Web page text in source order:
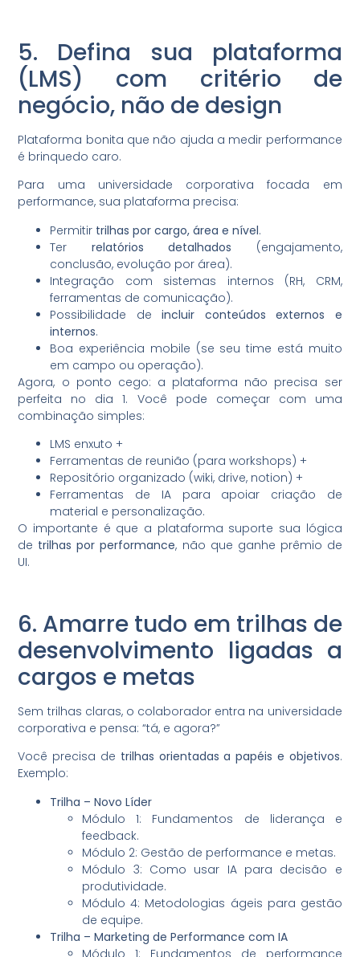
5. Defina sua plataforma
(LMS) com critério de
negócio, não de design
Plataforma bonita que não ajuda a medir performance
é brinquedo caro.
Para uma universidade corporativa focada em
performance, sua plataforma precisa:
Permitir trilhas por cargo, área e nível.
Ter relatórios detalhados (engajamento,
conclusão, evolução por área).
Integração com sistemas internos (RH, CRM,
ferramentas de comunicação).
Possibilidade deincluir conteúdos externos e
internos.
Boa experiência mobile (se seu time está muito
em campo ou operação).
Agora, o ponto cego: a plataforma não precisa ser
perfeita no dia 1. Você pode começar com uma
combinação simples:
LMS enxuto +
Ferramentas de reunião (para workshops) +
Repositório organizado (wiki, drive, notion) +
Ferramentas de IA para apoiar criação de
material e personalização.
O importante é que a plataforma suporte sua lógica
de trilhas por performance, não que ganhe prêmio de
UI.
6. Amarre tudo em trilhas de
desenvolvimento ligadas a
cargos e metas
Sem trilhas claras, o colaborador entra na universidade
corporativa e pensa: “tá, e agora?”
Você precisa de trilhas orientadas a papéis e objetivos.
Exemplo:
Trilha – Novo Líder
Módulo 1: Fundamentos de liderança e
feedback.
Módulo 2: Gestão de performance e metas.
Módulo 3: Como usar IA para decisão e
produtividade.
Módulo 4: Metodologias ágeis para gestão
de equipe.
Trilha – Marketing de Performance com IA
Módulo 1: Fundamentos de performance